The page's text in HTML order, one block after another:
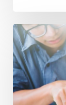
Dibuka
Pendaftaran
Kelas
Kursus
Bahasa
Inggris